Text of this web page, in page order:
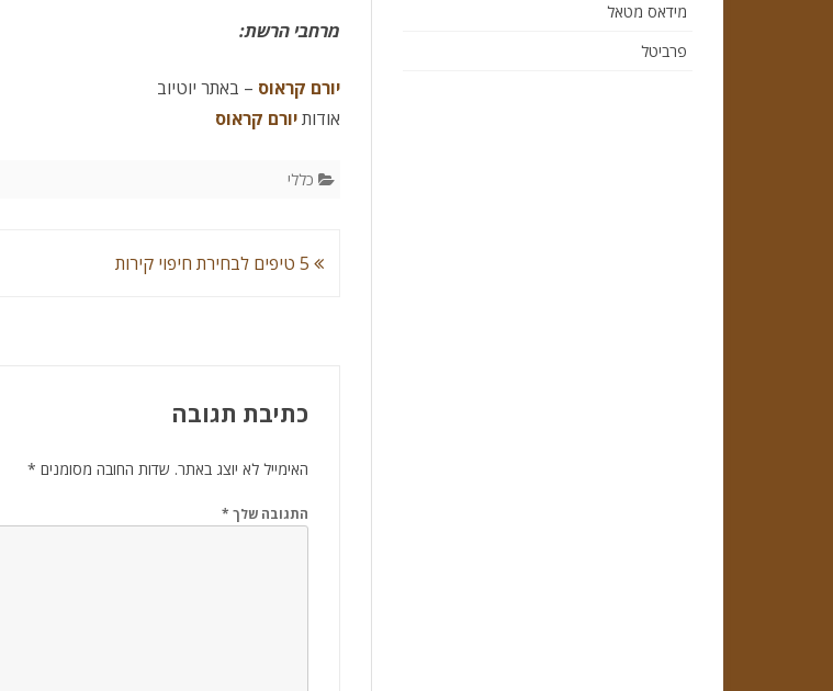
מרחבי הרשת:
יורם קראוס – באתר יוטיוב
אודותיורם קראוס
כללי
ניווט
כתיבת תגובה
האימייל לא יוצג באתר. שדות החובה מסומנים *
התגובה שלך *
מידאס מטאל
פרביטל